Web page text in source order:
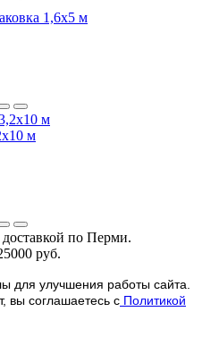
1,6х5 м
м
по Перми.
руб.
для улучшения работы сайта.
вы соглашаетесь с Политикой